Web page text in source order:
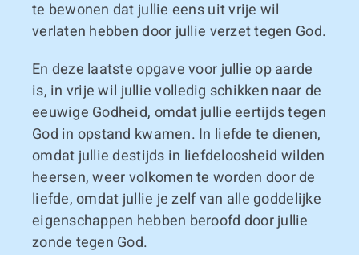
te bewonen dat jullie eens uit vrije wil
verlaten hebben door jullie verzet tegen God.
En deze laatste opgave voor jullie op aarde
is, in vrije wil jullie volledig schikken naar de
eeuwige Godheid, omdat jullie eertijds tegen
God in opstand kwamen. In liefde te dienen,
omdat jullie destijds in liefdeloosheid wilden
heersen, weer volkomen te worden door de
liefde, omdat jullie je zelf van alle goddelijke
eigenschappen hebben beroofd door jullie
zonde tegen God.